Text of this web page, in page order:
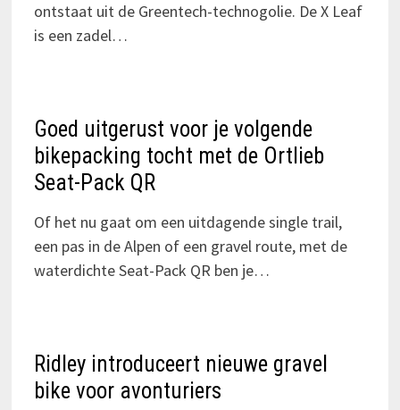
ontstaat uit de Greentech-technogolie. De X Leaf
is een zadel…
Goed uitgerust voor je volgende
bikepacking tocht met de Ortlieb
Seat-Pack QR
Of het nu gaat om een uitdagende single trail,
een pas in de Alpen of een gravel route, met de
waterdichte Seat-Pack QR ben je…
Ridley introduceert nieuwe gravel
bike voor avonturiers